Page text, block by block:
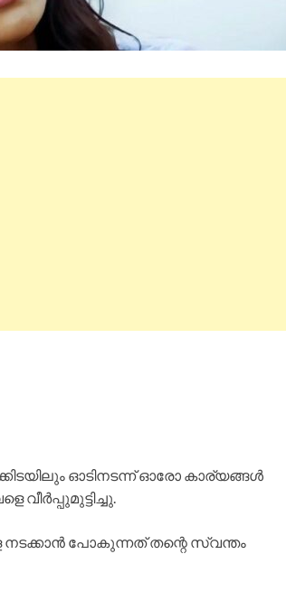
ഓടിനടന്ന് ഓരോ കാര്യങ്ങൾ
നടക്കാൻ പോകുന്നത് തന്റെ സ്വന്തം